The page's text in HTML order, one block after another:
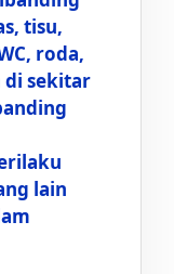
tisu,
roda,
di sekitar
lain